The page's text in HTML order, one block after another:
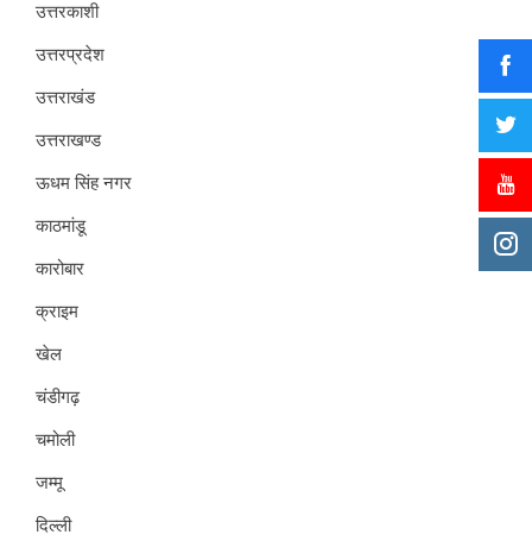
उत्तरकाशी
उत्तरप्रदेश
उत्तराखंड
उत्तराखण्ड
ऊधम सिंह नगर
काठमांडू
कारोबार
क्राइम
खेल
चंडीगढ़
चमोली
जम्मू
दिल्ली